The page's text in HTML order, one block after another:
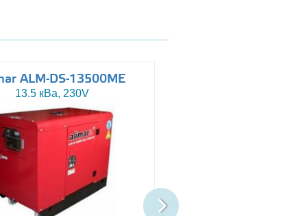
ALM-DS-13500ME
13.5 кВа, 230V